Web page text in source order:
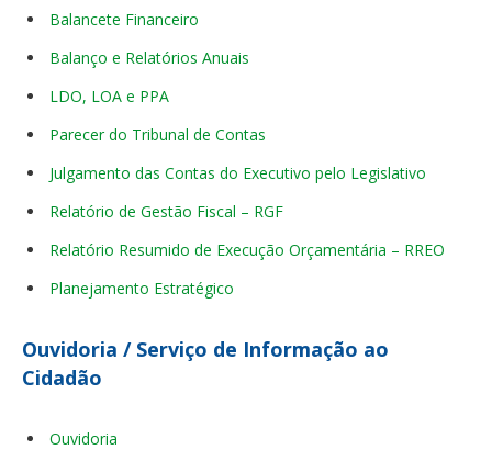
Balancete Financeiro
Balanço e Relatórios Anuais
LDO, LOA e PPA
Parecer do Tribunal de Contas
Julgamento das Contas do Executivo pelo Legislativo
Relatório de Gestão Fiscal – RGF
Relatório Resumido de Execução Orçamentária – RREO
Planejamento Estratégico
Ouvidoria / Serviço de Informação ao
Cidadão
Ouvidoria